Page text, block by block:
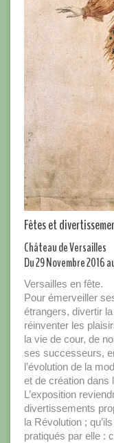
Fêtes et
Château de Versailles
Du 29 Novembre 2016
Versailles en fête.
Pour émerveiller
étrangers, divertir
réinventer les
la vie de cour, de
ses successeurs,
l’évolution de la
et de création dans
L’exposition
divertissements
la Révolution ;
pratiqués par elle :